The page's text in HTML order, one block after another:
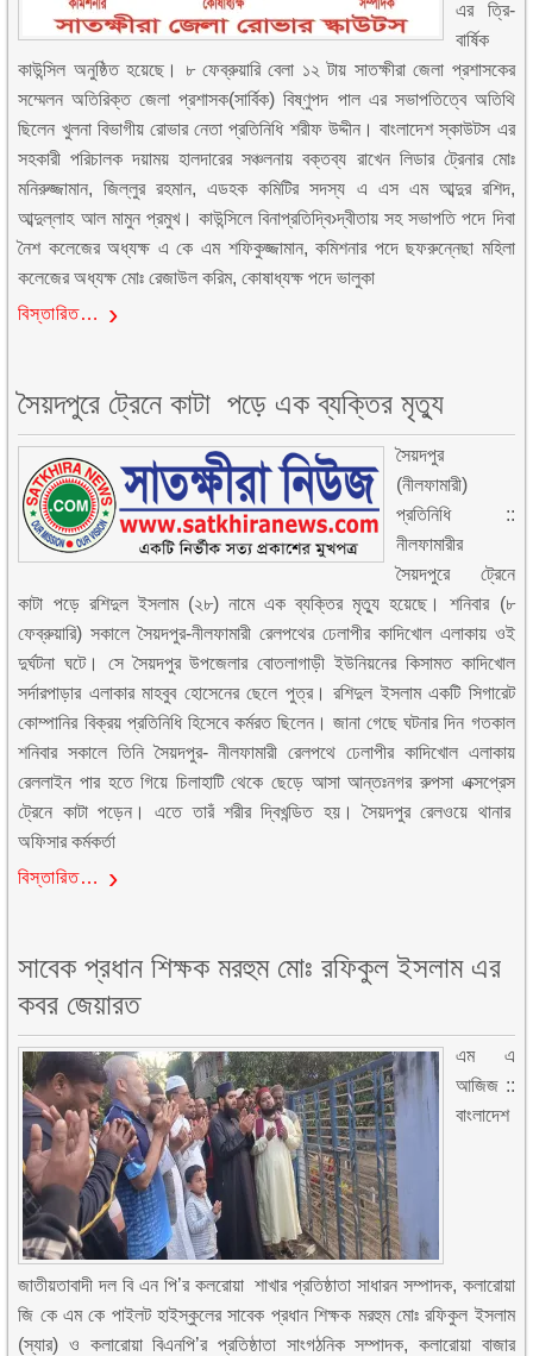
এর ত্রি-
বার্ষিক
কাউন্সিল অনুষ্ঠিত হয়েছে। ৮ ফেব্রুয়ারি বেলা ১২ টায় সাতক্ষীরা জেলা প্রশাসকের
সম্মেলন অতিরিক্ত জেলা প্রশাসক(সার্বিক) বিষ্ণুপদ পাল এর সভাপতিত্বে অতিথি
ছিলেন খুলনা বিভাগীয় রোভার নেতা প্রতিনিধি শরীফ উদ্দীন। বাংলাদেশ স্কাউটস এর
সহকারী পরিচালক দয়াময় হালদারের সঞ্চলনায় বক্তব্য রাখেন লিডার ট্রেনার মোঃ
মনিরুজ্জামান, জিল্লুর রহমান, এডহক কমিটির সদস্য এ এস এম আব্দুর রশিদ,
আব্দুল্লাহ আল মামুন প্রমুখ। কাউন্সিলে বিনাপ্রতিদ্বি›দ্বীতায় সহ সভাপতি পদে দিবা
নৈশ কলেজের অধ্যক্ষ এ কে এম শফিকুজ্জামান, কমিশনার পদে ছফরুন্নেছা মহিলা
কলেজের অধ্যক্ষ মোঃ রেজাউল করিম, কোষাধ্যক্ষ পদে ভালুকা
বিস্তারিত…
সৈয়দপুরে ট্রেনে কাটা পড়ে এক ব্যক্তির মৃত্যু
সৈয়দপুর
(নীলফামারী)
প্রতিনিধি ::
নীলফামারীর
সৈয়দপুরে ট্রেনে
কাটা পড়ে রশিদুল ইসলাম (২৮) নামে এক ব্যক্তির মৃত্যু হয়েছে। শনিবার (৮
ফেব্রুয়ারি) সকালে সৈয়দপুর-নীলফামারী রেলপথের ঢেলাপীর কাদিখোল এলাকায় ওই
দুর্ঘটনা ঘটে। সে সৈয়দপুর উপজেলার বোতলাগাড়ী ইউনিয়নের কিসামত কাদিখোল
সর্দারপাড়ার এলাকার মাহবুব হোসেনের ছেলে পুত্র। রশিদুল ইসলাম একটি সিগারেট
কোম্পানির বিক্রয় প্রতিনিধি হিসেবে কর্মরত ছিলেন। জানা গেছে ঘটনার দিন গতকাল
শনিবার সকালে তিনি সৈয়দপুর- নীলফামারী রেলপথে ঢেলাপীর কাদিখোল এলাকায়
রেললাইন পার হতে গিয়ে চিলাহাটি থেকে ছেড়ে আসা আন্তঃনগর রুপসা এক্সপ্রেস
ট্রেনে কাটা পড়েন। এতে তারঁ শরীর দ্বিখন্ডিত হয়। সৈয়দপুর রেলওয়ে থানার
অফিসার কর্মকর্তা
বিস্তারিত…
সাবেক প্রধান শিক্ষক মরহুম মোঃ রফিকুল ইসলাম এর
কবর জেয়ারত
এম এ
আজিজ ::
বাংলাদেশ
জাতীয়তাবাদী দল বি এন পি’র কলরোয়া শাখার প্রতিষ্ঠাতা সাধারন সম্পাদক, কলারোয়া
জি কে এম কে পাইলট হাইস্কুলের সাবেক প্রধান শিক্ষক মরহুম মোঃ রফিকুল ইসলাম
(স্যার) ও কলারোয়া বিএনপি’র প্রতিষ্ঠাতা সাংগঠনিক সম্পাদক, কলারোয়া বাজার